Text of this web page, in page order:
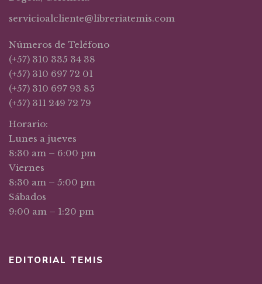
servicioalcliente@libreriatemis.com
Números de Teléfono
(+57) 310 335 34 38
(+57) 310 697 72 01
(+57) 310 697 93 85
(+57) 311 249 72 79
Horario:
Lunes a jueves
8:30 am – 6:00 pm
Viernes
8:30 am – 5:00 pm
Sábados
9:00 am – 1:20 pm
EDITORIAL TEMIS